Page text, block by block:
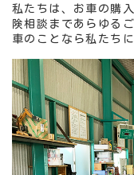
私たちは、お車の購
険相談まであらゆる
車のことなら私たち